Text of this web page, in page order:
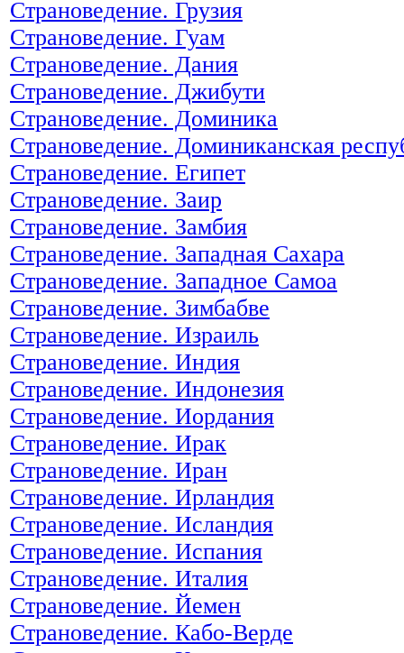
Страноведение. Грузия
Страноведение. Гуам
Страноведение. Дания
Страноведение. Джибути
Страноведение. Доминика
Страноведение. Доминиканская
Страноведение. Египет
Страноведение. Заир
Страноведение. Замбия
Страноведение. Западная Сахара
Страноведение. Западное Самоа
Страноведение. Зимбабве
Страноведение. Израиль
Страноведение. Индия
Страноведение. Индонезия
Страноведение. Иордания
Страноведение. Ирак
Страноведение. Иран
Страноведение. Ирландия
Страноведение. Исландия
Страноведение. Испания
Страноведение. Италия
Страноведение. Йемен
Страноведение. Кабо-Верде